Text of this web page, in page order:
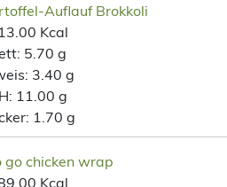
Auflauf Brokkoli
Kcal
5.70 g
3.40 g
11.00 g
1.70 g
go chicken wrap
Kcal